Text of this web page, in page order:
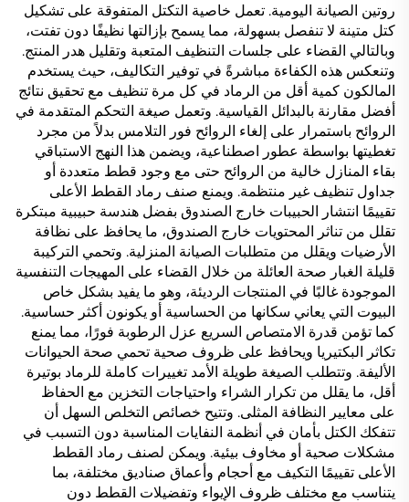
روتين الصيانة اليومية. تعمل خاصية التكتل المتفوقة على تشكيل
كتل متينة لا تنفصل بسهولة، مما يسمح بإزالتها نظيفًا دون تفتت،
وبالتالي القضاء على جلسات التنظيف المتعبة وتقليل هدر المنتج.
وتنعكس هذه الكفاءة مباشرةً في توفير التكاليف، حيث يستخدم
المالكون كمية أقل من الرماد في كل مرة تنظيف مع تحقيق نتائج
أفضل مقارنة بالبدائل القياسية. وتعمل صيغة التحكم المتقدمة في
الروائح باستمرار على إلغاء الروائح فور التلامس بدلاً من مجرد
تغطيتها بواسطة عطور اصطناعية، ويضمن هذا النهج الاستباقي
بقاء المنازل خالية من الروائح حتى مع وجود قطط متعددة أو
جداول تنظيف غير منتظمة. ويمنع صنف رماد القطط الأعلى
تقييمًا انتشار الحبيبات خارج الصندوق بفضل هندسة حبيبية مبتكرة
تقلل من تناثر المحتويات خارج الصندوق، ما يحافظ على نظافة
الأرضيات ويقلل من متطلبات الصيانة المنزلية. وتحمي التركيبة
قليلة الغبار صحة العائلة من خلال القضاء على المهيجات التنفسية
الموجودة غالبًا في المنتجات الرديئة، وهو ما يفيد بشكل خاص
البيوت التي يعاني سكانها من الحساسية أو يكونون أكثر حساسية.
كما تؤمن قدرة الامتصاص السريع عزل الرطوبة فورًا، مما يمنع
تكاثر البكتيريا ويحافظ على ظروف صحية تحمي صحة الحيوانات
الأليفة. وتتطلب الصيغة طويلة الأمد تغييرات كاملة للرماد بوتيرة
أقل، ما يقلل من تكرار الشراء واحتياجات التخزين مع الحفاظ
على معايير النظافة المثلى. وتتيح خصائص التخلص السهل أن
تتفكك الكتل بأمان في أنظمة النفايات المناسبة دون التسبب في
مشكلات صحية أو مخاوف بيئية. ويمكن لصنف رماد القطط
الأعلى تقييمًا التكيف مع أحجام وأعماق صناديق مختلفة، بما
يتناسب مع مختلف ظروف الإيواء وتفضيلات القطط دون